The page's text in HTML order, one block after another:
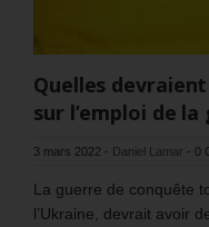
Quelles
sur l’emploi de
3 mars 2022 - Daniel Lamar - 0
La guerre de conquête
l’Ukraine, devrait avoir